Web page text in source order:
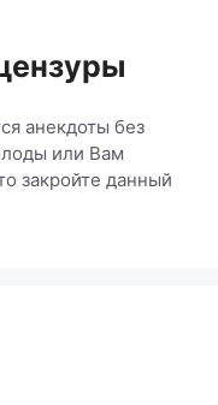
анекдоты без
или Вам
закройте данный